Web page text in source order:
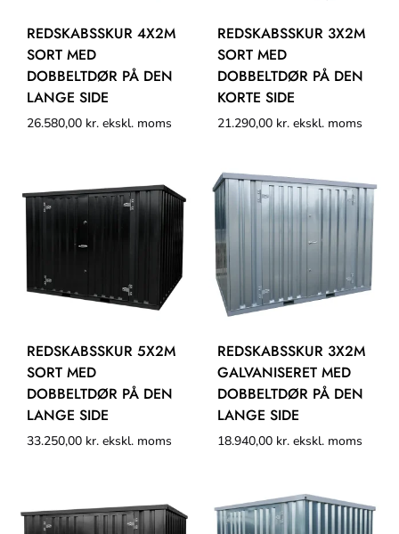
REDSKABSSKUR 4X2M
SORT MED
DOBBELTDØR PÅ DEN
LANGE SIDE
26.580,00 kr. ekskl. moms
REDSKABSSKUR 3X2M
SORT MED
DOBBELTDØR PÅ DEN
KORTE SIDE
21.290,00 kr. ekskl. moms
REDSKABSSKUR 5X2M
SORT MED
DOBBELTDØR PÅ DEN
LANGE SIDE
33.250,00 kr. ekskl. moms
REDSKABSSKUR 3X2M
GALVANISERET MED
DOBBELTDØR PÅ DEN
LANGE SIDE
18.940,00 kr. ekskl. moms